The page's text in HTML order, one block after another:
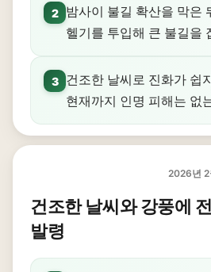
2
밤사이 불길 확산을 막은
헬기를 투입해 큰 불길을
3
건조한 날씨로 진화가 쉽
현재까지 인명 피해는 없
2026년 2
건조한 날씨와 강풍에
발령